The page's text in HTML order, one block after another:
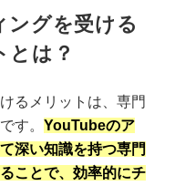
ングを受ける
とは？
るメリットは、専門
す。 YouTubeのア
深い知識を持つ専門
ことで、効率的にチ